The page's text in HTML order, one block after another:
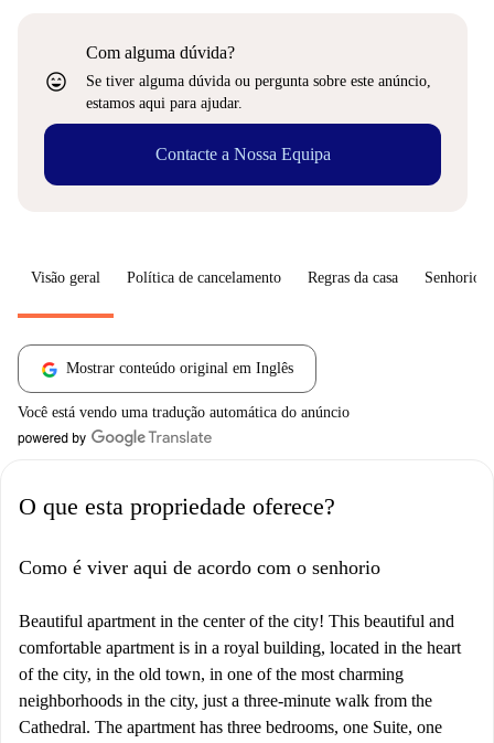
sentiment_very_satisfied
Com alguma dúvida?
Se tiver alguma dúvida ou pergunta sobre este anúncio,
estamos aqui para ajudar.
Contacte a Nossa Equipa
Visão geral Política de cancelamento Regras da casa Senhorio
Mostrar conteúdo original em Inglês
Você está vendo uma tradução automática do anúncio
O que esta propriedade oferece?
Como é viver aqui de acordo com o senhorio
Beautiful apartment in the center of the city! This beautiful and
comfortable apartment is in a royal building, located in the heart
of the city, in the old town, in one of the most charming
neighborhoods in the city, just a three-minute walk from the
Cathedral. The apartment has three bedrooms, one Suite, one